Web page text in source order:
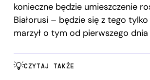
konieczne będzie umieszczenie
Białorusi – będzie się z tego
marzył o tym od pierwszego
CZYTAJ TAKŻE